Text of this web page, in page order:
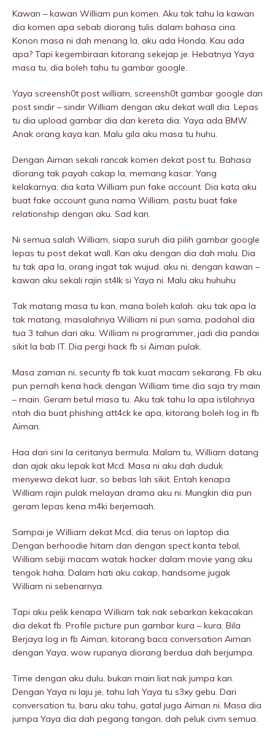
Kawan – kawan William pun komen. Aku tak tahu la kawan
dia komen apa sebab diorang tulis dalam bahasa cina.
Konon masa ni dah menang la, aku ada Honda. Kau ada
apa? Tapi kegembiraan kitorang sekejap je. Hebatnya Yaya
masa tu, dia boleh tahu tu gambar google.
Yaya screensh0t post william, screensh0t gambar google dan
post sindir – sindir William dengan aku dekat wall dia. Lepas
tu dia upload gambar dia dan kereta dia. Yaya ada BMW.
Anak orang kaya kan. Malu giIa aku masa tu huhu.
Dengan Aiman sekali rancak komen dekat post tu. Bahasa
diorang tak payah cakap la, memang kasar. Yang
kelakarnya, dia kata William pun fake account. Dia kata aku
buat fake account guna nama William, pastu buat fake
relationship dengan aku. Sad kan.
Ni semua salah William, siapa suruh dia pilih gambar google
lepas tu post dekat wall. Kan aku dengan dia dah malu. Dia
tu tak apa la, orang ingat tak wujud. aku ni, dengan kawan –
kawan aku sekali rajin st4lk si Yaya ni. Malu aku huhuhu
Tak matang masa tu kan, mana boleh kalah. aku tak apa la
tak matang, masalahnya William ni pun sama, padahal dia
tua 3 tahun dari aku. William ni programmer, jadi dia pandai
sikit la bab IT. Dia pergi hack fb si Aiman pulak.
Masa zaman ni, security fb tak kuat macam sekarang. Fb aku
pun pernah kena hack dengan William time dia saja try main
– main. Geram betul masa tu. Aku tak tahu la apa istilahnya
ntah dia buat phishing att4ck ke apa, kitorang boleh log in fb
Aiman.
Haa dari sini la ceritanya bermula. Malam tu, William datang
dan ajak aku lepak kat Mcd. Masa ni aku dah duduk
menyewa dekat luar, so bebas lah sikit. Entah kenapa
William rajin pulak melayan drama aku ni. Mungkin dia pun
geram lepas kena m4ki berjemaah.
Sampai je William dekat Mcd, dia terus on laptop dia.
Dengan berhoodie hitam dan dengan spect kanta tebal,
William sebiji macam watak hacker dalam movie yang aku
tengok haha. Dalam hati aku cakap, handsome jugak
William ni sebenarnya.
Tapi aku pelik kenapa William tak nak sebarkan kekacakan
dia dekat fb. Profile picture pun gambar kura – kura. Bila
Berjaya log in fb Aiman, kitorang baca conversation Aiman
dengan Yaya, wow rupanya diorang berdua dah berjumpa.
Time dengan aku dulu, bukan main liat nak jumpa kan.
Dengan Yaya ni laju je, tahu lah Yaya tu s3xy gebu. Dari
conversation tu, baru aku tahu, gatal juga Aiman ni. Masa dia
jumpa Yaya dia dah pegang tangan, dah peIuk civm semua.